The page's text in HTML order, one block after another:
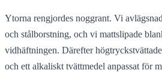
Ytorna rengjordes noggrant. Vi
och stålborstning, och vi mattslipade
vidhäftningen. Därefter
och ett alkaliskt tvättmedel anpassat för